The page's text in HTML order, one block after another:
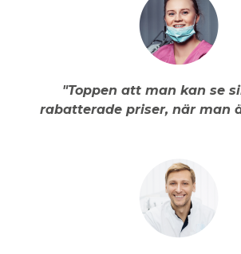
"Toppen att man kan se
rabatterade priser, när man